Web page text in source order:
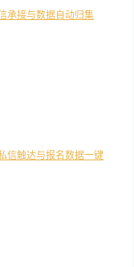
承接与数据自动归集
信触达与报名数据一键